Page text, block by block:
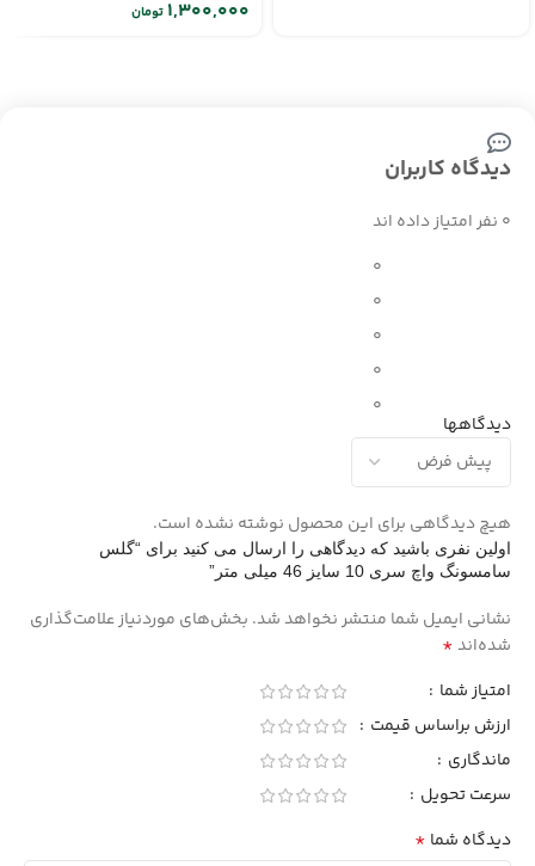
تومان
دیدگاه کاربران
0 نفر امتیاز داده اند
0
0
0
0
0
دیدگاهها
هیچ دیدگاهی برای این محصول نوشته نشده است.
اولین نفری باشید که دیدگاهی را ارسال می کنید برای “گلس
سامسونگ واچ سری 10 سایز 46 میلی متر”
نشانی ایمیل شما منتشر نخواهد شد. بخش‌های موردنیاز علامت‌گذاری
شده‌اند*
امتیاز شما
ارزش براساس قیمت
ماندگاری
سرعت تحویل
دیدگاه شما *